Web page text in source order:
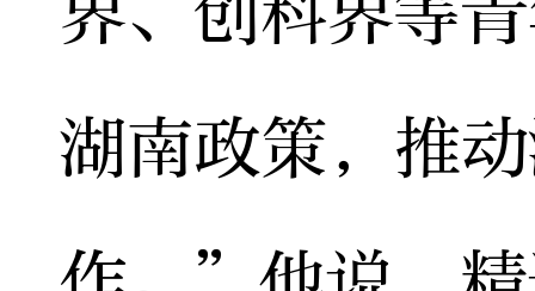
湖南政策，推